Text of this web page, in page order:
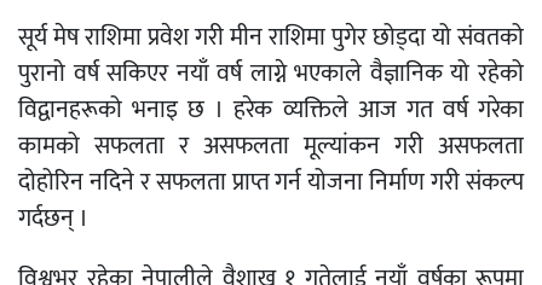
सूर्य मेष राशिमा प्रवेश गरी मीन राशिमा पुगेर छोड्दा यो संवतको
पुरानो वर्ष सकिएर नयाँ वर्ष लाग्ने भएकाले वैज्ञानिक यो रहेको
विद्वानहरूको भनाइ छ । हरेक व्यक्तिले आज गत वर्ष गरेका
कामको सफलता र असफलता मूल्यांकन गरी असफलता
दोहोरिन नदिने र सफलता प्राप्त गर्न योजना निर्माण गरी संकल्प
गर्दछन् ।